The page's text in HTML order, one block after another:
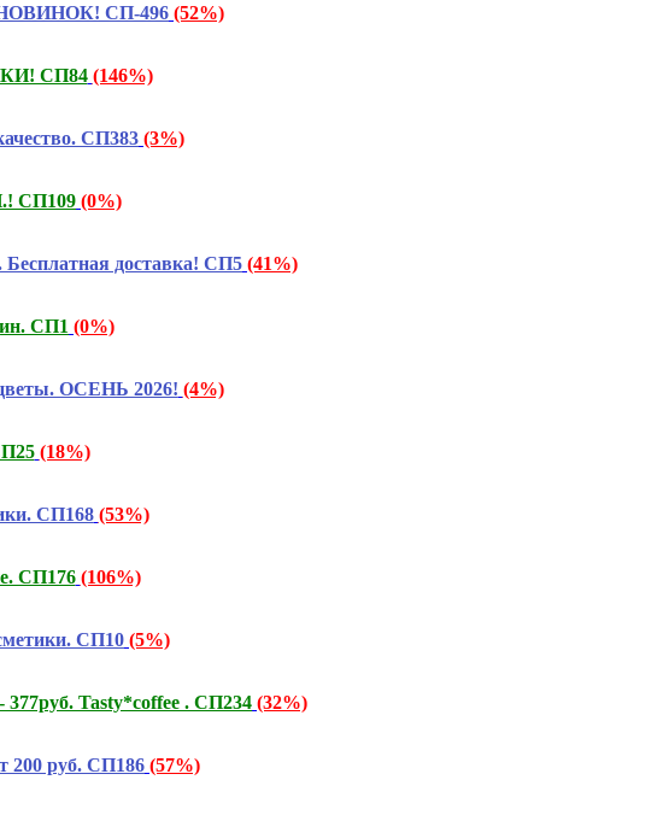
НОВИНОК! СП-496 (52%)
СП84 (146%)
СП383 (3%)
СП109 (0%)
доставка! СП5 (41%)
СП1 (0%)
ОСЕНЬ 2026! (4%)
(18%)
СП168 (53%)
СП176 (106%)
СП10 (5%)
Tasty*coffee . СП234 (32%)
200 руб. СП186 (57%)